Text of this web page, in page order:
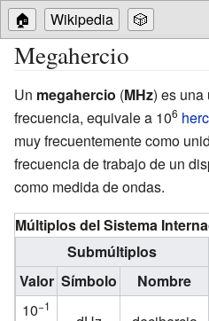
🏠 Wikipedia 🎲
Megahercio
Un megahercio (MHz) es una
frecuencia, equivale a 106
muy frecuentemente como
frecuencia de trabajo de un
como medida de ondas.
Múltiplos del Sistema
Submúltiplos
Valor Símbolo Nombre
10−1